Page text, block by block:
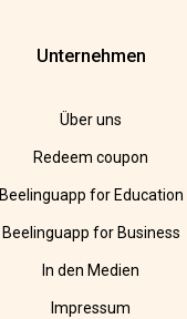
Unternehmen
Über uns
Redeem coupon
Beelinguapp for Education
Beelinguapp for Business
In den Medien
Impressum